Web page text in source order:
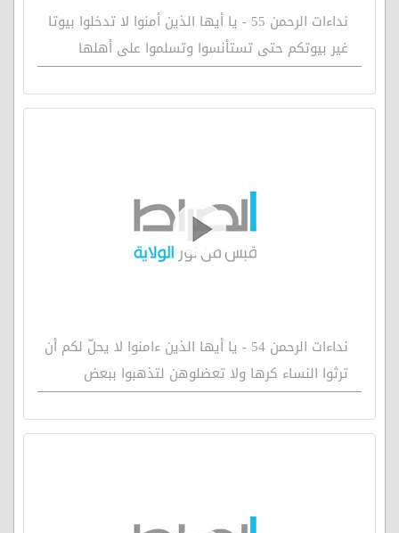
نداءات الرحمن 55 - يا أيها الذين أمنوا لا تدخلوا بيوتا
غير بيوتكم حتى تستأنسوا وتسلموا على أهلها
نداءات الرحمن 54 - يا أيها الذين ءامنوا لا يحلّ لكم أن
ترثوا النساء كرها ولا تعضلوهن لتذهبوا ببعض